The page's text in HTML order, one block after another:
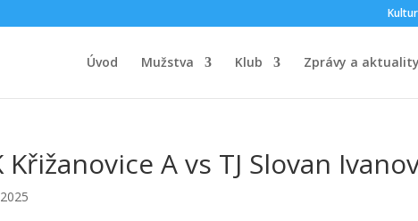
Úvod Mužstva Klub Zprávy a aktuality
Křižanovice A vs TJ Slovan